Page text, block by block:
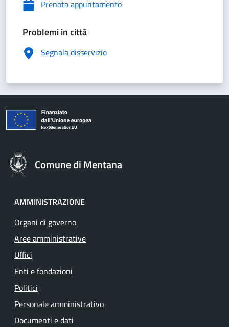
Prenota appuntamento
Problemi in città
Segnala disservizio
Comune di Mentana
AMMINISTRAZIONE
Organi di governo
Aree amministrative
Uffici
Enti e fondazioni
Politici
Personale amministrativo
Documenti e dati